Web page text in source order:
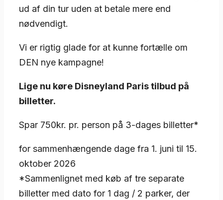
ud af din tur uden at betale mere end
nødvendigt.
Vi er rigtig glade for at kunne fortælle om
DEN nye kampagne!
Lige nu køre Disneyland Paris tilbud på
billetter.
Spar 750kr. pr. person på 3-dages billetter*
for sammenhængende dage fra 1. juni til 15.
oktober 2026
*Sammenlignet med køb af tre separate
billetter med dato for 1 dag / 2 parker, der